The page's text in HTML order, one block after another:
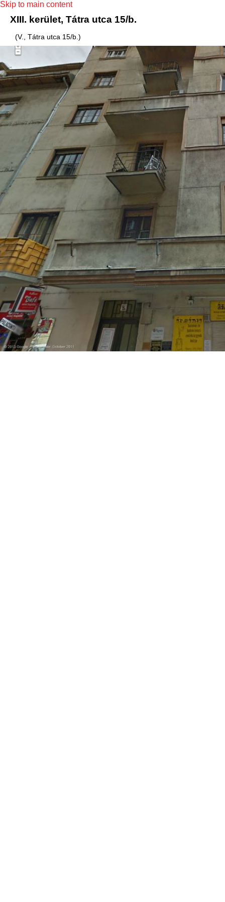
Skip to main content
XIII. kerület, Tátra utca 15/b.
(V., Tátra utca 15/b.)